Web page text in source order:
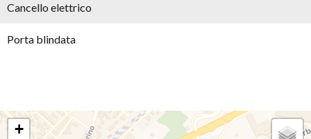
Cancello elettrico
Porta blindata
+